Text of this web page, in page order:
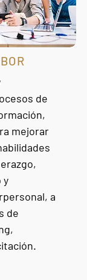
de
mejorar
y
a
de